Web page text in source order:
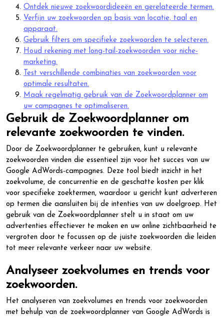
Ontdek nieuwe zoekwoordideeën en gerelateerde termen.
Verfijn uw zoekwoorden op basis van locatie, taal en
apparaat.
Gebruik filters om specifieke zoekwoorden te selecteren.
Houd rekening met long-tail-zoekwoorden voor niche-
marketing.
Test verschillende combinaties van zoekwoorden voor
optimale resultaten.
Maak regelmatig gebruik van de Zoekwoordplanner om
uw campagnes te optimaliseren.
Gebruik de Zoekwoordplanner om
relevante zoekwoorden te vinden.
Door de Zoekwoordplanner te gebruiken, kunt u relevante
zoekwoorden vinden die essentieel zijn voor het succes van uw
Google AdWords-campagnes. Deze tool biedt inzicht in het
zoekvolume, de concurrentie en de geschatte kosten per klik
voor specifieke zoektermen, waardoor u gericht kunt adverteren
op termen die aansluiten bij de intenties van uw doelgroep. Het
gebruik van de Zoekwoordplanner stelt u in staat om uw
advertenties effectiever te maken en uw online zichtbaarheid te
vergroten door te focussen op de juiste zoekwoorden die leiden
tot meer relevante verkeer naar uw website.
Analyseer zoekvolumes en trends voor
zoekwoorden.
Het analyseren van zoekvolumes en trends voor zoekwoorden
met behulp van de zoekwoordplanner van Google AdWords is